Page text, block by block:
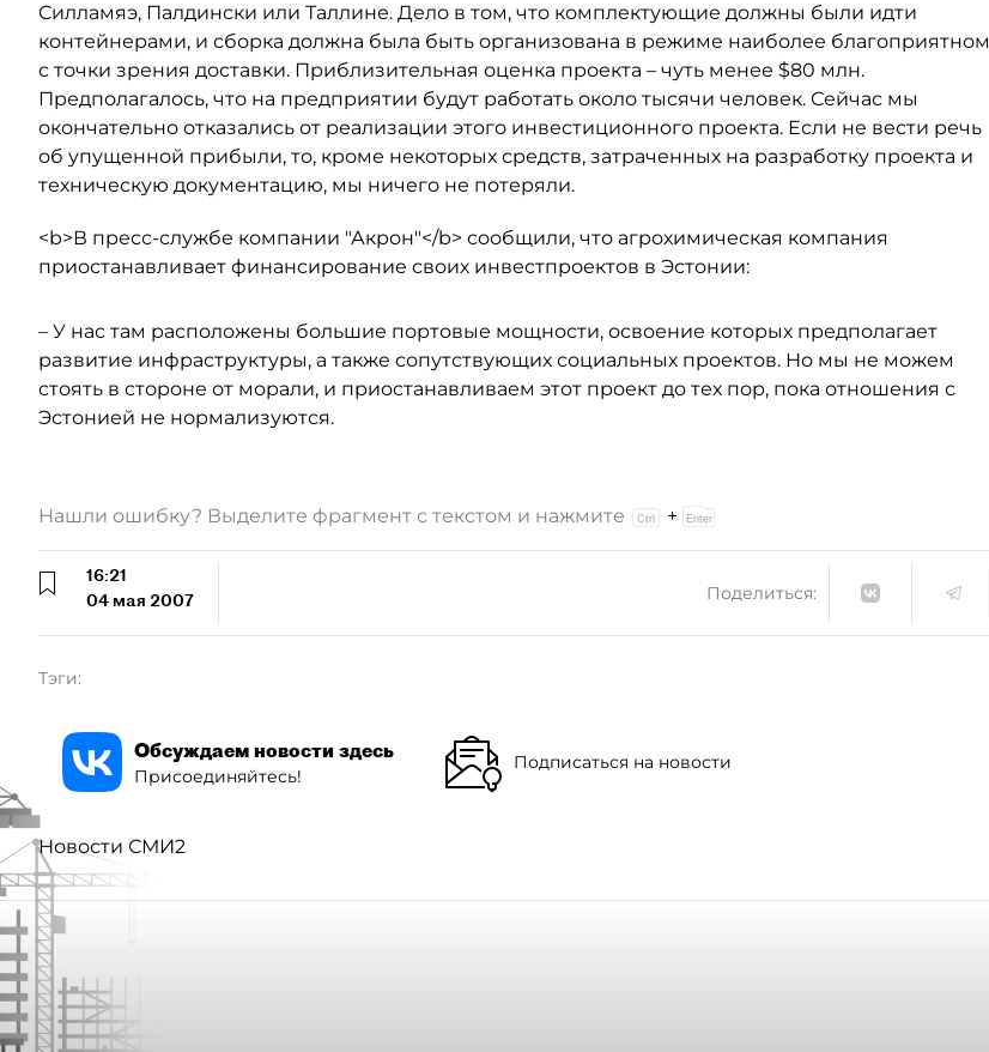
Силламяэ, Палдински или Таллине. Дело в том, что комплектующие должны были идти
контейнерами, и сборка должна была быть организована в режиме наиболее благоприятном
с точки зрения доставки. Приблизительная оценка проекта – чуть менее $80 млн.
Предполагалось, что на предприятии будут работать около тысячи человек. Сейчас мы
окончательно отказались от реализации этого инвестиционного проекта. Если не вести речь
об упущенной прибыли, то, кроме некоторых средств, затраченных на разработку проекта и
техническую документацию, мы ничего не потеряли.
<b>В пресс-службе компании "Акрон"</b> сообщили, что агрохимическая компания
приостанавливает финансирование своих инвестпроектов в Эстонии:
– У нас там расположены большие портовые мощности, освоение которых предполагает
развитие инфраструктуры, а также сопутствующих социальных проектов. Но мы не можем
стоять в стороне от морали, и приостанавливаем этот проект до тех пор, пока отношения с
Эстонией не нормализуются.
Нашли ошибку? Выделите фрагмент с текстом и нажмите +
16:21
04 мая 2007
Поделиться:
Тэги:
Обсуждаем новости здесь
Присоединяйтесь!
Подписаться на новости
Новости СМИ2